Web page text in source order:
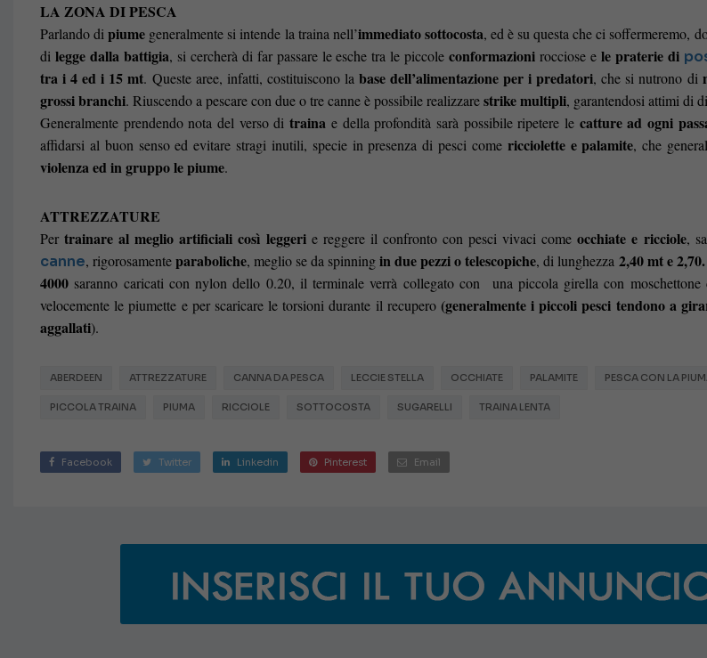
LA ZONA DI PESCA
Parlando dipiume generalmente si intende la traina nell’immediato sottocosta, ed è su questa che ci soffermeremo,
di legge dalla battigia, si cercherà di far passare le esche tra le piccoleconformazioni rocciose ele praterie di
tra i 4 ed i 15 mt. Queste aree, infatti, costituiscono labase dell’alimentazione per i predatori, che si nutrono di
grossi branchi. Riuscendo a pescare con due o tre canne è possibile realizzarestrike multipli, garantendosi attimi di
Generalmente prendendo nota del verso ditraina e della profondità sarà possibile ripetere le catture ad ogni
affidarsi al buon senso ed evitare stragi inutili, specie in presenza di pesci come ricciolette e palamite, che
violenza ed in gruppo le piume.
ATTREZZATURE
Pertrainare al meglio artificiali così leggerie reggere il confronto con pesci vivaci comeocchiate e ricciole,
canne, rigorosamenteparaboliche, meglio se da spinningin due pezzi o telescopiche, di lunghezza 2,40 mt e 2,70.
4000 saranno caricati con nylon dello 0.20, il terminale verrà collegato con una piccola girella con moschettone
velocemente le piumette e per scaricare le torsioni durante il recupero (generalmente i piccoli pesci tendono a
aggallati).
ABERDEEN ATTREZZATURE CANNA DA PESCA LECCIE STELLA OCCHIATE PALAMITE PESCA CON LA
PICCOLA TRAINA PIUMA RICCIOLE SOTTOCOSTA SUGARELLI TRAINA LENTA
Facebook Twitter Linkedin Pinterest Email